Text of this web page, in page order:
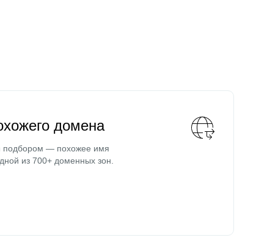
домена
подбором — похожее имя
из 700+ доменных зон.